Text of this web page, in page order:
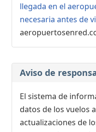
llegada en el
necesaria antes de
Aviso de
El sistema de
datos de los vuelos
actualizaciones de